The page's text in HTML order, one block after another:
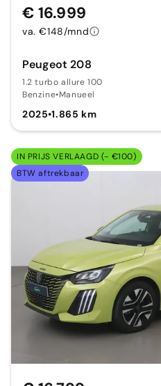
Peugeot 208
1.2 turbo allure 100
Benzine•Manueel
2025•1.865 km
€ 16.999
va. €148/mnd
IN PRIJS VERLAAGD (- €100)
BTW aftrekbaar